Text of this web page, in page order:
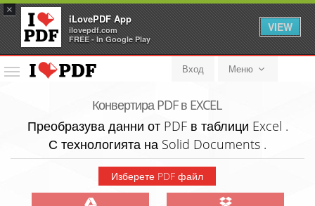
×
iLovePDF App
ilovepdf.com
FREE - In Google Play
VIEW
Вход Меню
Меню
Конвертира PDF в EXCEL
Преобразува данни от PDF в таблици Excel .
С технологията на Solid Documents .
Изберете PDF файл